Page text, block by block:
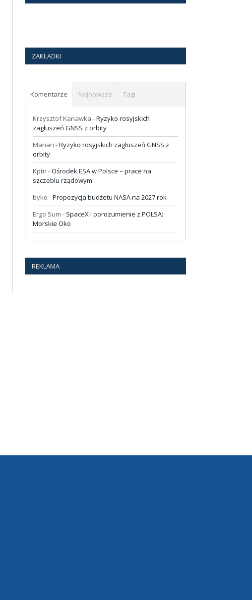
ZAKŁADKI
Komentarze Najnowsze Tagi
Krzysztof Kanawka -Ryzyko rosyjskich
zagłuszeń GNSS z orbity
Marian -Ryzyko rosyjskich zagłuszeń GNSS z
orbity
Kptn -Ośrodek ESA w Polsce – prace na
szczeblu rządowym
byko -Propozycja budżetu NASA na 2027 rok
Ergo Sum - SpaceX i porozumienie z POLSA:
Morskie Oko
REKLAMA